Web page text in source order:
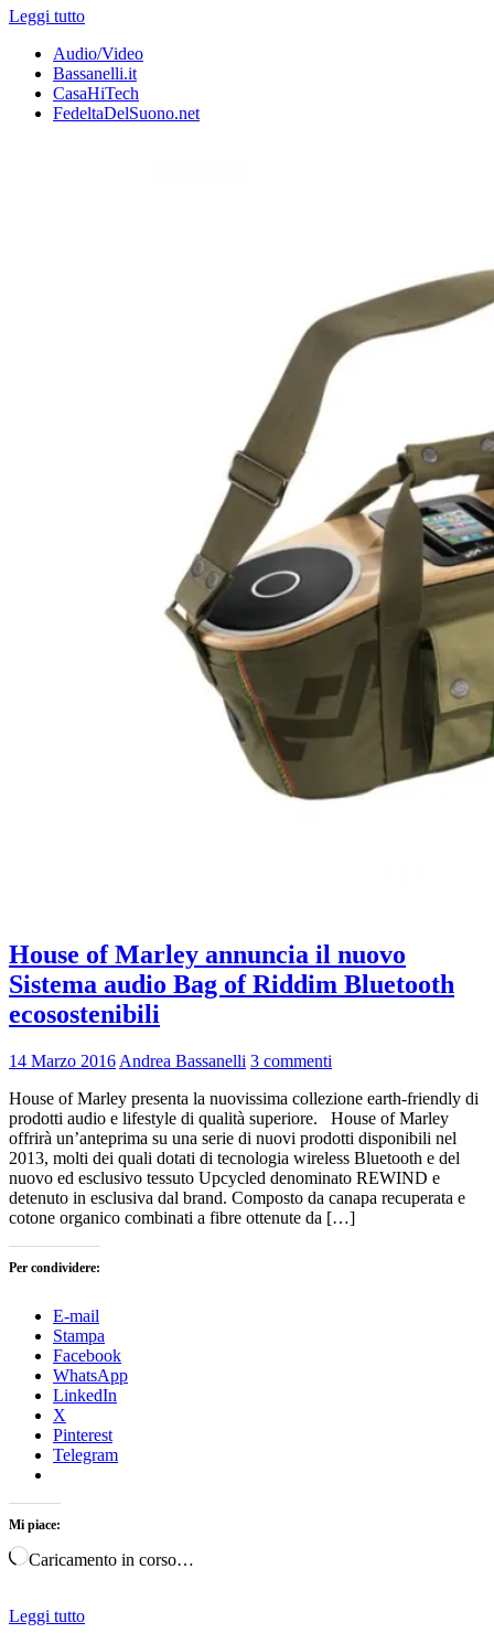
Leggi tutto
Audio/Video
Bassanelli.it
CasaHiTech
FedeltaDelSuono.net
House of Marley annuncia il nuovo
Sistema audio Bag of Riddim Bluetooth
ecosostenibili
14 Marzo 2016 Andrea Bassanelli 3 commenti
House of Marley presenta la nuovissima collezione earth-friendly di
prodotti audio e lifestyle di qualità superiore. House of Marley
offrirà un’anteprima su una serie di nuovi prodotti disponibili nel
2013, molti dei quali dotati di tecnologia wireless Bluetooth e del
nuovo ed esclusivo tessuto Upcycled denominato REWIND e
detenuto in esclusiva dal brand. Composto da canapa recuperata e
cotone organico combinati a fibre ottenute da […]
Per condividere:
E-mail
Stampa
Facebook
WhatsApp
LinkedIn
X
Pinterest
Telegram
Mi piace:
Caricamento in corso…
Leggi tutto